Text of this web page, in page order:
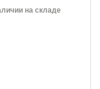
на складе